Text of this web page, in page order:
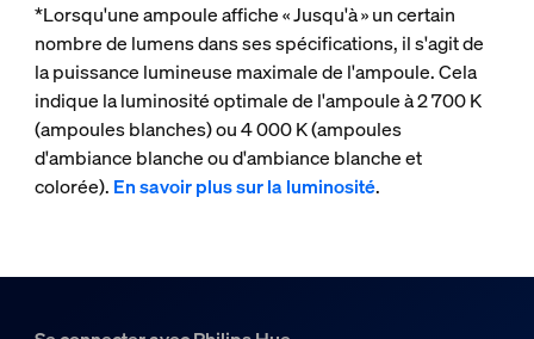
*Lorsqu'une ampoule affiche « Jusqu'à » un certain
nombre de lumens dans ses spécifications, il s'agit de
la puissance lumineuse maximale de l'ampoule. Cela
indique la luminosité optimale de l'ampoule à 2 700 K
(ampoules blanches) ou 4 000 K (ampoules
d'ambiance blanche ou d'ambiance blanche et
colorée). En savoir plus sur la luminosité.